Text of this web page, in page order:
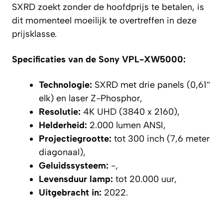
SXRD zoekt zonder de hoofdprijs te betalen, is
dit momenteel moeilijk te overtreffen in deze
prijsklasse.
Specificaties van de Sony VPL-XW5000:
Technologie: SXRD met drie panels (0,61″
elk) en laser Z-Phosphor,
Resolutie: 4K UHD (3840 x 2160),
Helderheid: 2.000 lumen ANSI,
Projectiegrootte: tot 300 inch (7,6 meter
diagonaal),
Geluidssysteem: -,
Levensduur lamp: tot 20.000 uur,
Uitgebracht in: 2022.